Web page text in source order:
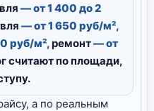
— от 1 400 до 2
— от 1 650 руб/м²,
руб/м²,ремонт— от
считают по площади,
а по реальным